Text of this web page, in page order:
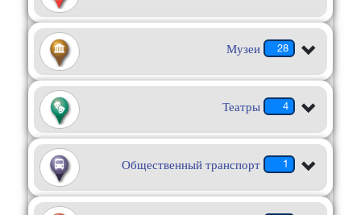
28
Музеи
4
Театры
1
Общественный транспорт